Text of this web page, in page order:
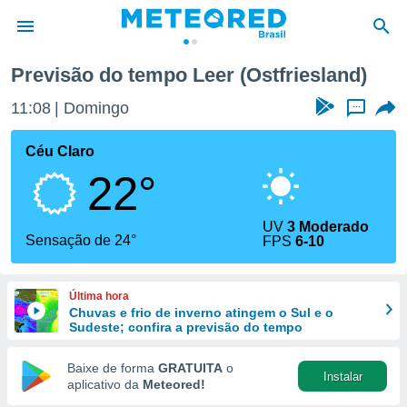
da
fornecidas
a este
das
e
forma
digital
Previsão do tempo Leer (Ostfriesland)
11:08 Domingo ...
Céu Claro
22°
Sensação de 24°
UV3 Moderado
FPS6-10
Última hora
Chuvas e frio de inverno atingem o Sul e o
Sudeste; confira a previsão do tempo
Baixe de forma GRATUITA o
aplicativo da Meteored!
Instalar